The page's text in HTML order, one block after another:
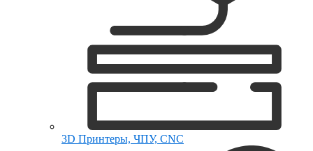
3D Принтеры, ЧПУ, CNC